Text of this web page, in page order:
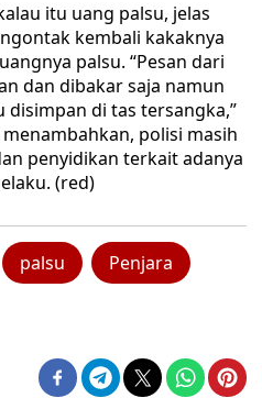
itu uang palsu, jelas
kembali kakaknya
palsu. “Pesan dari
dan dibakar saja namun
disimpan di tas tersangka,”
polisi masih
penyidikan terkait adanya
(red)
palsu Penjara